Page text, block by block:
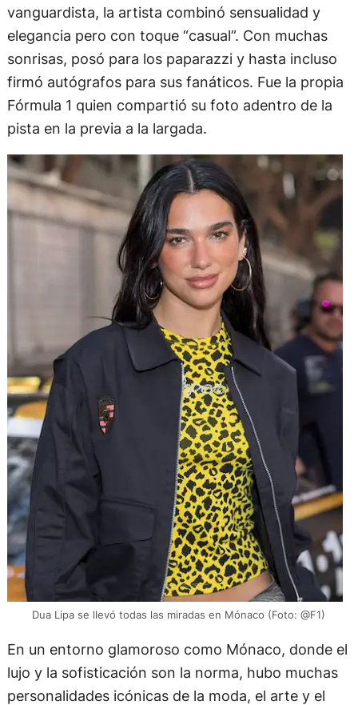
vanguardista, la artista combinó sensualidad y
elegancia pero con toque “casual”. Con muchas
sonrisas, posó para los paparazzi y hasta incluso
firmó autógrafos para sus fanáticos. Fue la propia
Fórmula 1 quien compartió su foto adentro de la
pista en la previa a la largada.
Dua Lipa se llevó todas las miradas en Mónaco (Foto: @F1)
En un entorno glamoroso como Mónaco, donde el
lujo y la sofisticación son la norma, hubo muchas
personalidades icónicas de la moda, el arte y el